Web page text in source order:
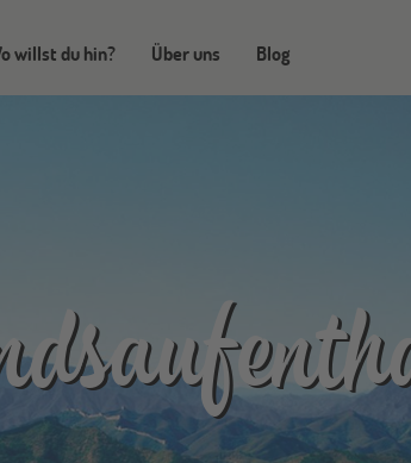
willst du hin? Über uns Blog